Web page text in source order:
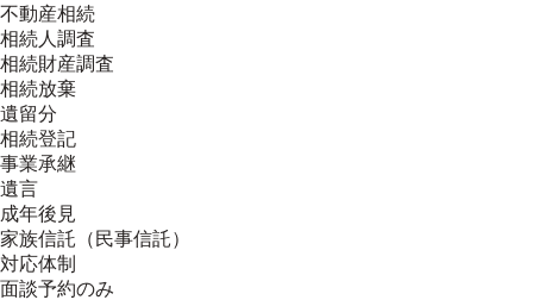
不動産相続
相続人調査
相続財産調査
相続放棄
遺留分
相続登記
事業承継
遺言
成年後見
家族信託（民事信託）
対応体制
面談予約のみ